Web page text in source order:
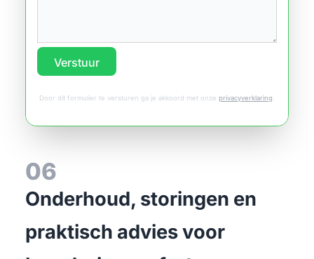
Verstuur
Door dit formulier te versturen ga je akkoord met onze privacyverklaring
06
Onderhoud, storingen en
praktisch advies voor